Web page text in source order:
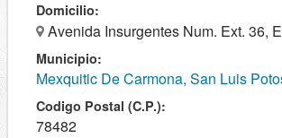
Domicilio:
Avenida Insurgentes Num. Ext. 36,
Municipio:
Mexquitic De Carmona, San Luis
Codigo Postal (C.P.):
78482